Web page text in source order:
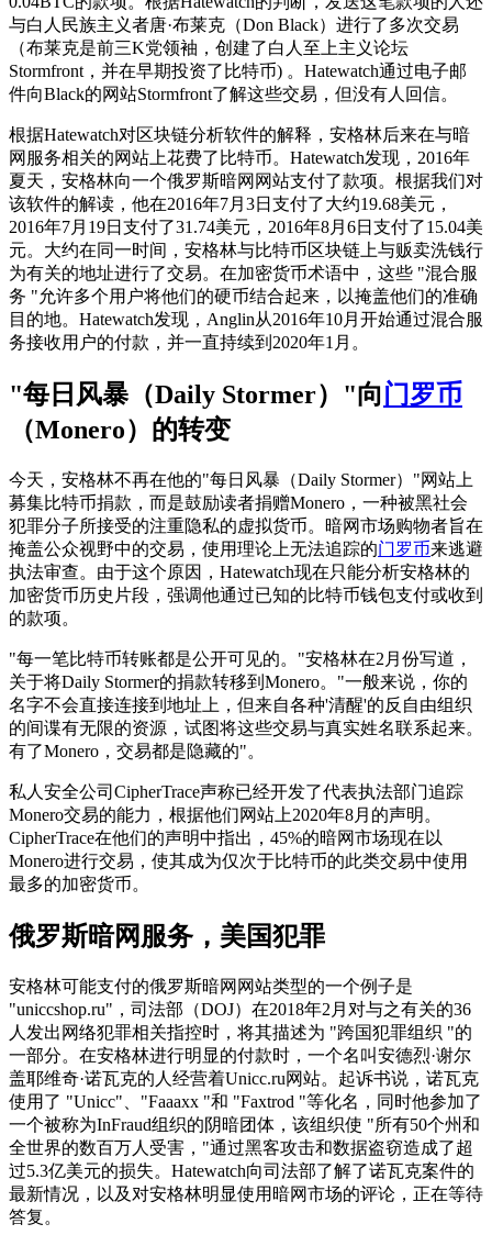
与白人民族主义者唐·布莱克（Don Black）进行了多次交易
（布莱克是前三K党领袖，创建了白人至上主义论坛
Stormfront，并在早期投资了比特币) 。Hatewatch通过电子邮
件向Black的网站Stormfront了解这些交易，但没有人回信。
根据Hatewatch对区块链分析软件的解释，安格林后来在与暗
网服务相关的网站上花费了比特币。Hatewatch发现，2016年
夏天，安格林向一个俄罗斯暗网网站支付了款项。根据我们对
该软件的解读，他在2016年7月3日支付了大约19.68美元，
2016年7月19日支付了31.74美元，2016年8月6日支付了15.04美
元。大约在同一时间，安格林与比特币区块链上与贩卖洗钱行
为有关的地址进行了交易。在加密货币术语中，这些 "混合服
务 "允许多个用户将他们的硬币结合起来，以掩盖他们的准确
目的地。Hatewatch发现，Anglin从2016年10月开始通过混合服
务接收用户的付款，并一直持续到2020年1月。
"每日风暴（Daily Stormer）"向门罗币
（Monero）的转变
今天，安格林不再在他的"每日风暴（Daily Stormer）"网站上
募集比特币捐款，而是鼓励读者捐赠Monero，一种被黑社会
犯罪分子所接受的注重隐私的虚拟货币。暗网市场购物者旨在
掩盖公众视野中的交易，使用理论上无法追踪的门罗币来逃避
执法审查。由于这个原因，Hatewatch现在只能分析安格林的
加密货币历史片段，强调他通过已知的比特币钱包支付或收到
的款项。
"每一笔比特币转账都是公开可见的。"安格林在2月份写道，
关于将Daily Stormer的捐款转移到Monero。"一般来说，你的
名字不会直接连接到地址上，但来自各种'清醒'的反自由组织
的间谍有无限的资源，试图将这些交易与真实姓名联系起来。
有了Monero，交易都是隐藏的"。
私人安全公司CipherTrace声称已经开发了代表执法部门追踪
Monero交易的能力，根据他们网站上2020年8月的声明。
CipherTrace在他们的声明中指出，45%的暗网市场现在以
Monero进行交易，使其成为仅次于比特币的此类交易中使用
最多的加密货币。
俄罗斯暗网服务，美国犯罪
安格林可能支付的俄罗斯暗网网站类型的一个例子是
"uniccshop.ru"，司法部（DOJ）在2018年2月对与之有关的36
人发出网络犯罪相关指控时，将其描述为 "跨国犯罪组织 "的
一部分。在安格林进行明显的付款时，一个名叫安德烈·谢尔
盖耶维奇·诺瓦克的人经营着Unicc.ru网站。起诉书说，诺瓦克
使用了 "Unicc"、"Faaaxx "和 "Faxtrod "等化名，同时他参加了
一个被称为InFraud组织的阴暗团体，该组织使 "所有50个州和
全世界的数百万人受害，"通过黑客攻击和数据盗窃造成了超
过5.3亿美元的损失。Hatewatch向司法部了解了诺瓦克案件的
最新情况，以及对安格林明显使用暗网市场的评论，正在等待
答复。